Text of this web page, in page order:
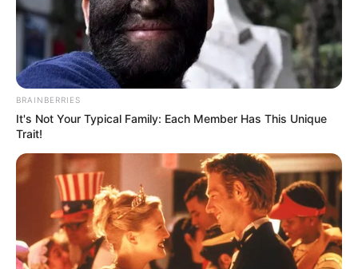
ดูดวงรายวัน ประจำวันอาทิตย์ 10 กรกฎาคม พ.ศ. 2565 คนวัน
อาทิตย์ ไพ่ประจำวันของท่าน คือ ไพ่เริ่มต้น ถือเป็นอีกหนึ่งวันดีดี ใคร
เริ่มต้นทำอะไรในวันนี้จะสำเร็จ ใครที่กำลังเผชิญปัญหาจะได้รับการ
ช่วยเหลือ งานค้าขายไปได้ด้วยดีลูกค้าหนาตา การเงินมีเกณฑ์ได้รับ
เงินพิเศษ…
Home /ดูดวงรายวัน / ดวงรายวัน 10 กรกฎาคม พ.ศ. 2565
ดูดวงรายวัน|
10 ก.ค. 2022
แบ่งปัน
BRAINBERRIES
It's Not Your Typical Family: Each Member Has This Unique
Trait!